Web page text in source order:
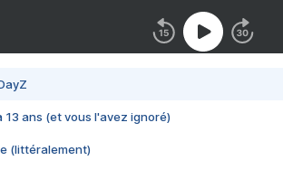
13 ans (et vous l'avez ignoré)
(littéralement)